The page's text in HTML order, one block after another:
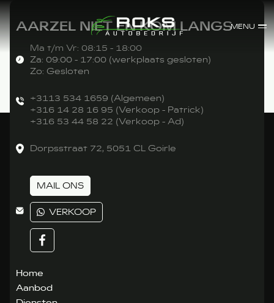
MENU
AARZEL NIET EN KOM LANGS
Ma t/m Vr: 08:15 - 18:00
Za: 09:00 - 17:00 (werkplaats gesloten)
Zo: Gesloten
+3113 534 1659 (Algemeen)
+316 14 28 16 95 (Verkoop - Patrick)
+316 53 44 58 22 (Verkoop - Ad)
Dorpsstraat 72, 5051 CL Goirle
MAIL ONS
VERKOOP
Home
Aanbod